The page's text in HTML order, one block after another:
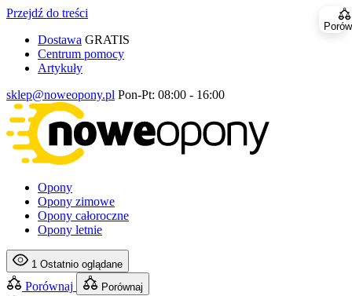
Przejdź do treści
Dostawa GRATIS
Centrum pomocy
Artykuły
sklep@noweopony.pl Pon-Pt: 08:00 - 16:00
Opony
Opony zimowe
Opony całoroczne
Opony letnie
1 Ostatnio oglądane
Porównaj Porównaj